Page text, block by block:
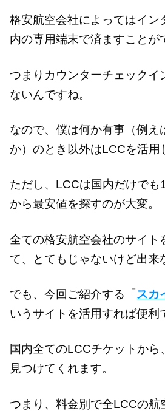
格安航空会社によってはイン
内の専用端末で済ますことが
つまりカウンターチェックイ
ないんですね。
なので、僕は何か有事（例え
か）のとき以外はLCCを活用
ただし、LCCは国内だけでも
から最安値を探すのが大変。
全ての格安航空会社のサイト
て、とてもじゃないけど出来
でも、今回ご紹介する「 スカ
いうサイトを活用すれば便利
国内全てのLCCチケットから
見つけてくれます。
つまり、料金別で全LCCの航